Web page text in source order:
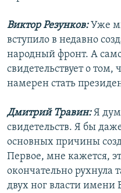
Виктор Резунков:Уже
вступило в недавно
народный фронт. А
свидетельствует о
намерен стать
Дмитрий Травин:Я
свидетельств. Я бы
основных причины
Первое, мне кажется,
окончательно рухнула
двух ног власти имени